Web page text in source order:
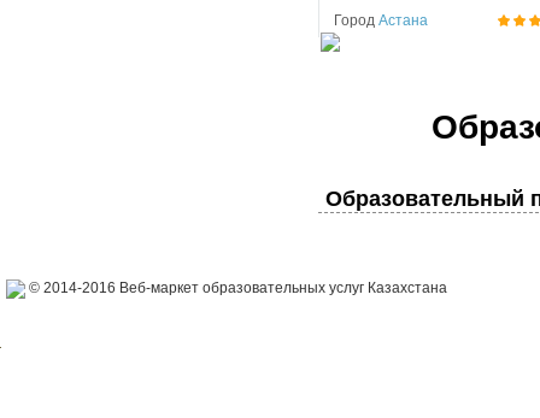
Город Астана
Образовательный
© 2014-2016 Веб-маркет образовательных услуг Казахстана